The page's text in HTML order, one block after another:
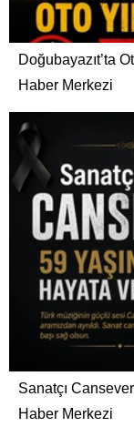
Doğubayazıt’ta
Haber Merkezi
Sanatçı
Haber Merkezi